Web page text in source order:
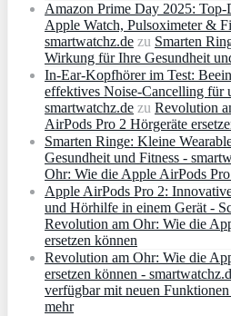
Amazon Prime Day 2025: Top-
Apple Watch, Pulsoximeter &
smartwatchz.de zu Smarten
Wirkung für Ihre Gesundheit
In-Ear-Kopfhörer im Test:
effektives Noise-Cancelling für
smartwatchz.de zu Revolution
AirPods Pro 2 Hörgeräte
Smarten Ringe: Kleine
Gesundheit und Fitness -
Ohr: Wie die Apple AirPods
Apple AirPods Pro 2:
und Hörhilfe in einem Gerät -
Revolution am Ohr: Wie die
ersetzen können
Revolution am Ohr: Wie die
ersetzen können -
verfügbar mit neuen
mehr